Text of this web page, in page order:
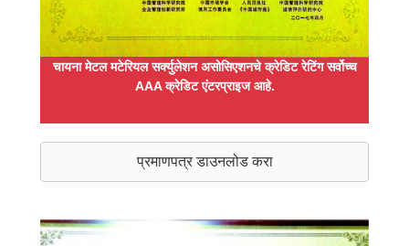
चायना मेटल मटेरियल सर्क्युलेशन असोसिएशनचे क्रेडिट रेटिंग सर्वोच्च
AAA क्रेडिट एंटरप्राइज आहे.
प्रमाणपत्र डाउनलोड करा